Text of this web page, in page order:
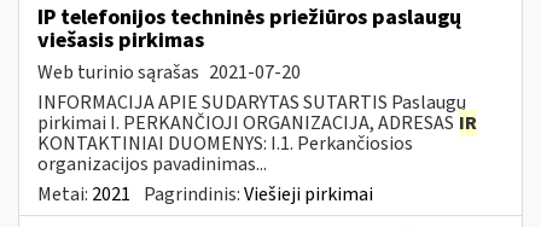
IP telefonijos techninės priežiūros paslaugų
viešasis pirkimas
Web turinio sąrašas 2021-07-20
INFORMACIJA APIE SUDARYTAS SUTARTIS Paslaugų
pirkimai I. PERKANČIOJI ORGANIZACIJA, ADRESAS IR
KONTAKTINIAI DUOMENYS: I.1. Perkančiosios
organizacijos pavadinimas...
Metai: 2021 Pagrindinis:Viešieji pirkimai